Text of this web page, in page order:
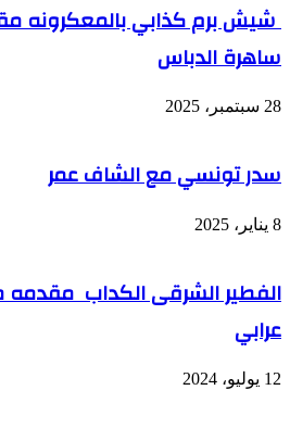
شيش برم كذابي بالمعكرونه
ساهرة الدباس
28 سبتمبر، 2025
سدر تونسي مع الشاف عمر
8 يناير، 2025
الفطير الشرقى الكداب
عرابي
12 يوليو، 2024